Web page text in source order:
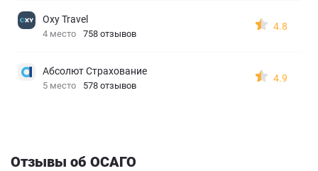
Oxy Travel
4 место 758 отзывов
4.8
Абсолют Страхование
5 место 578 отзывов
4.9
Отзывы об ОСАГО